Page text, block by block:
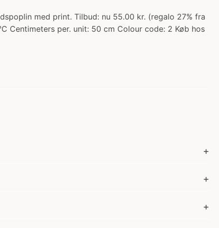
med print. Tilbud: nu 55.00 kr. (regalo 27% fra
Centimeters per. unit: 50 cm Colour code: 2 Køb hos